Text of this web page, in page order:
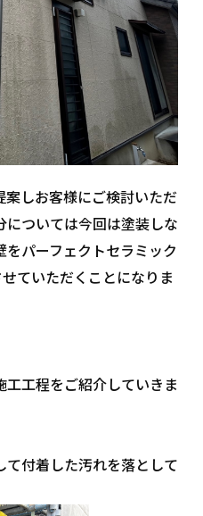
しお客様にご検討いただ
ついては今回は塗装しな
パーフェクトセラミック
ていただくことになりま
工程をご紹介していきま
て付着した汚れを落として